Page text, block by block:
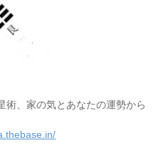
術、家の気とあなたの運勢から